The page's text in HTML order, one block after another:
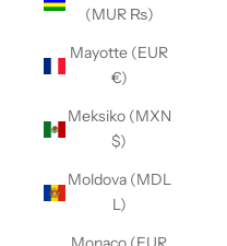
(MUR ₨)
Mayotte (EUR
€)
Meksiko (MXN
$)
Moldova (MDL
L)